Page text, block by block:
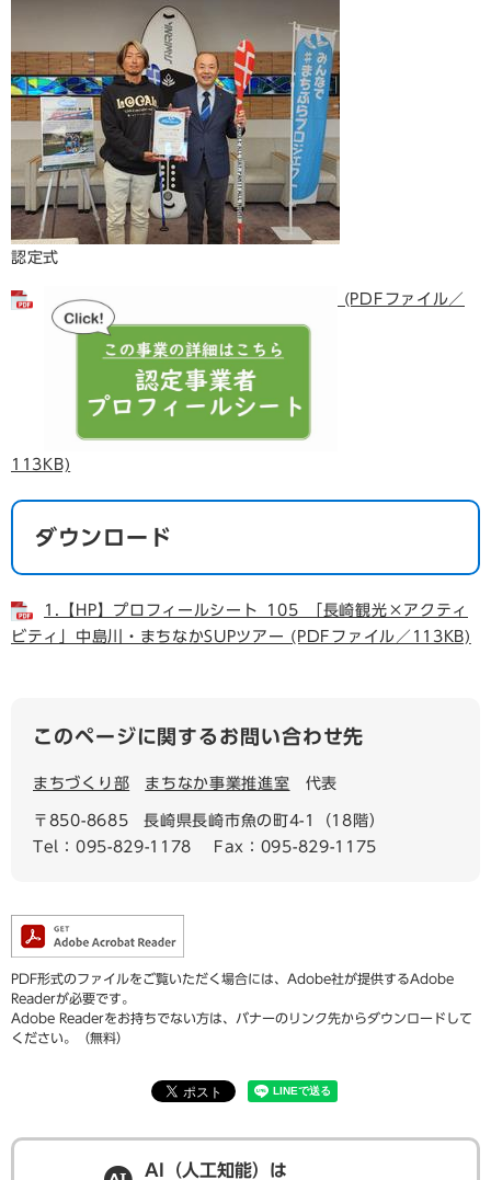
認定式
(PDFファイル／
113KB)
ダウンロード
1.【HP】プロフィールシート_105_「長崎観光×アクティ
ビティ」中島川・まちなかSUPツアー (PDFファイル／113KB)
このページに関するお問い合わせ先
まちづくり部 まちなか事業推進室 代表
〒850-8685
長崎県長崎市魚の町4-1（18階）
Tel：095-829-1178
Fax：095-829-1175
PDF形式のファイルをご覧いただく場合には、Adobe社が提供するAdobe
Readerが必要です。
Adobe Readerをお持ちでない方は、バナーのリンク先からダウンロードして
ください。（無料）
AI（人工知能）は